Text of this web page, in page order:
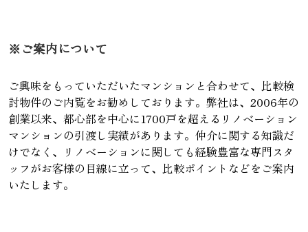
※ご案内について
ご興味をもっていただいたマンションと合わせて、比較検
討物件のご内覧をお勧めしております。弊社は、2006年の
創業以来、都心部を中心に1700戸を超えるリノベーション
マンションの引渡し実績があります。仲介に関する知識だ
けでなく、リノベーションに関しても経験豊富な専門スタ
ッフがお客様の目線に立って、比較ポイントなどをご案内
いたします。